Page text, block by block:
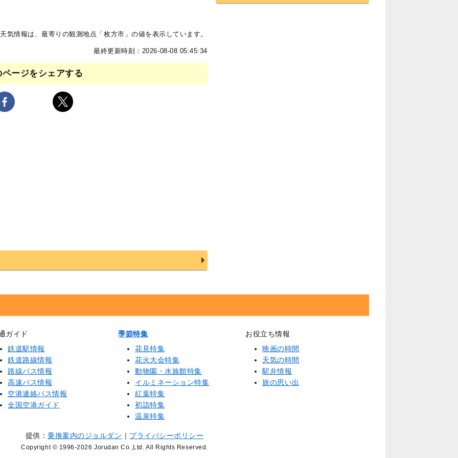
気情報は、最寄りの観測地点「枚方市」の値を表示しています。
最終更新時刻：2026-08-08 05:45:34
ページをシェアする
ガイド
鉄道駅情報
鉄道路線情報
路線バス情報
高速バス情報
空港連絡バス情報
全国空港ガイド
季節特集
花見特集
花火大会特集
動物園・水族館特集
イルミネーション特集
紅葉特集
初詣特集
温泉特集
お役立ち情報
映画の時間
天気の時間
駅弁情報
旅の思い出
提供：乗換案内のジョルダン ｜ プライバシーポリシー
Copyright © 1996-2026 Jorudan Co.,Ltd. All Rights Reserved.